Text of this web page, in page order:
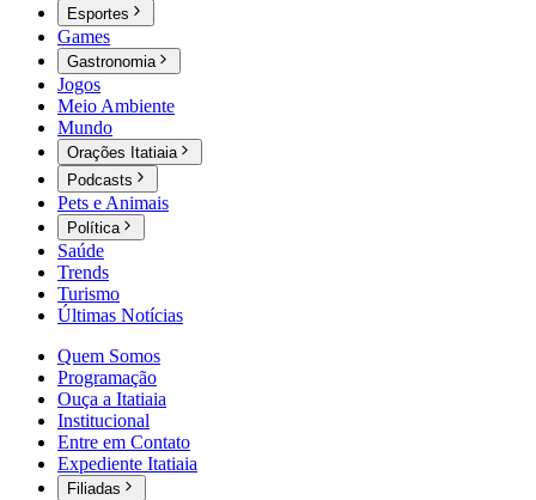
Esportes
Games
Gastronomia
Jogos
Meio Ambiente
Mundo
Orações Itatiaia
Podcasts
Pets e Animais
Política
Saúde
Trends
Turismo
Últimas Notícias
Quem Somos
Programação
Ouça a Itatiaia
Institucional
Entre em Contato
Expediente Itatiaia
Filiadas